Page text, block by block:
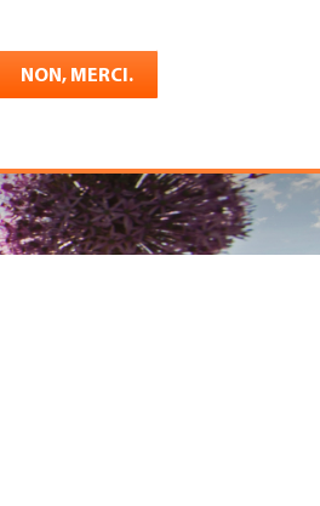
NON, MERCI.
Konto Français